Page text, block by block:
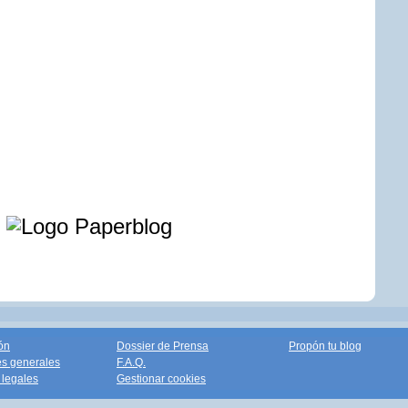
generales
Dossier de Prensa
F.A.Q.
Gestionar cookies
Propón tu blog